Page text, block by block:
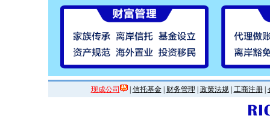
现成公司 | 信托基金| 财务管理 政策法规| 工商注册|